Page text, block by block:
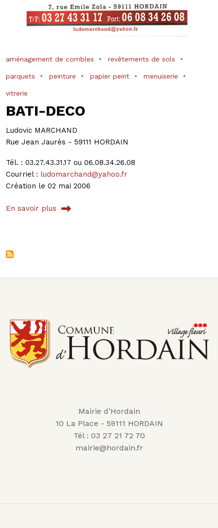
aménagement de combles revêtements de sols
parquets peinture papier peint menuiserie
vitrerie
BATI-DECO
Ludovic MARCHAND
Rue Jean Jaurès - 59111 HORDAIN
Tél. : 03.27.43.31.17 ou 06.08.34.26.08
Courriel : ludomarchand@yahoo.fr
Création le 02 mai 2006
En savoir plus
sur BATI-DECO
Mairie d’Hordain
10 La Place - 59111 HORDAIN
Tél : 03 27 21 72 70
mairie@hordain.fr